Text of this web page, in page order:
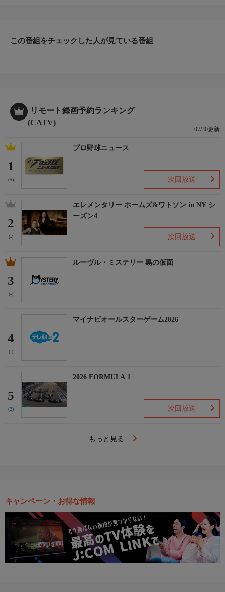
この番組をチェックした人が見ている番組
リモート録画予約ランキング
(CATV)
07/30更新
1
(5)
プロ野球ニュース
次回放送
2
(-)
エレメンタリー ホームズ&ワトソン in NY シ
ーズン4
次回放送
3
(-)
ルーヴル・ミステリー 黒の仮面
4
(-)
マイナビオールスターゲーム2026
5
(2)
2026 FORMULA 1
次回放送
もっと見る
キャンペーン・お得な情報